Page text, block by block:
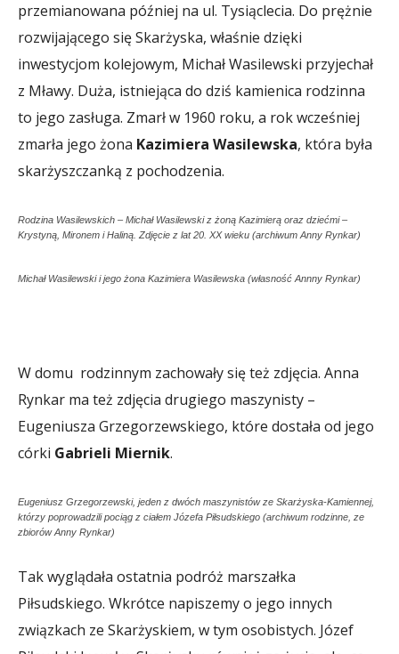
przemianowana później na ul. Tysiąclecia. Do prężnie
rozwijającego się Skarżyska, właśnie dzięki
inwestycjom kolejowym, Michał Wasilewski przyjechał
z Mławy. Duża, istniejąca do dziś kamienica rodzinna
to jego zasługa. Zmarł w 1960 roku, a rok wcześniej
zmarła jego żona Kazimiera Wasilewska, która była
skarżyszczanką z pochodzenia.
Rodzina Wasilewskich – Michał Wasilewski z żoną Kazimierą oraz dziećmi –
Krystyną, Mironem i Haliną. Zdjęcie z lat 20. XX wieku (archiwum Anny Rynkar)
Michał Wasilewski i jego żona Kazimiera Wasilewska (własność Annny Rynkar)
W domu rodzinnym zachowały się też zdjęcia. Anna
Rynkar ma też zdjęcia drugiego maszynisty –
Eugeniusza Grzegorzewskiego, które dostała od jego
córki Gabrieli Miernik.
Eugeniusz Grzegorzewski, jeden z dwóch maszynistów ze Skarżyska-Kamiennej,
którzy poprowadzili pociąg z ciałem Józefa Piłsudskiego (archiwum rodzinne, ze
zbiorów Anny Rynkar)
Tak wyglądała ostatnia podróż marszałka
Piłsudskiego. Wkrótce napiszemy o jego innych
związkach ze Skarżyskiem, w tym osobistych. Józef